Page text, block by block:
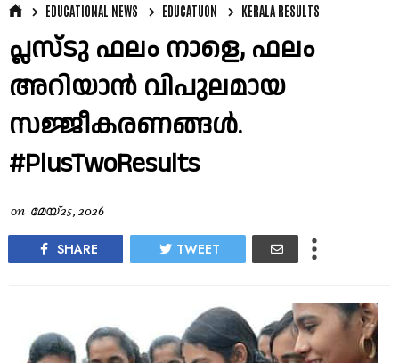
EDUCATIONAL NEWS EDUCATUON KERALA RESULTS
പ്ലസ്ടു ഫലം നാളെ, ഫലം
അറിയാൻ വിപുലമായ
സജ്ജീകരണങ്ങൾ.
#PlusTwoResults
on മേയ് 25, 2026
SHARE TWEET